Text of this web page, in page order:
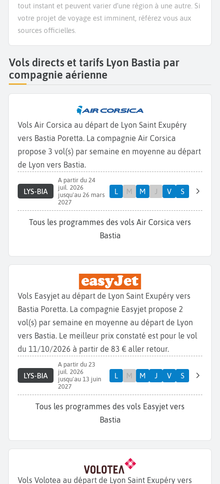
tout instant et peuvent varier d’une région à une autre. Si
votre projet de voyage est imminent, référez vous aux
sources officielles.
Vols directs et tarifs Lyon Bastia par
compagnie aérienne
Vols Air Corsica au départ de Lyon Saint Exupéry
vers Bastia Poretta. La compagnie Air Corsica
propose 3 vol(s) par semaine en moyenne au départ
de Lyon vers Bastia.
LYS-BIA
A partir du 24
juil. 2026
jusqu'au 26 mars
2027
L M M J V S
Tous les programmes des vols Air Corsica vers
Bastia
Vols Easyjet au départ de Lyon Saint Exupéry vers
Bastia Poretta. La compagnie Easyjet propose 2
vol(s) par semaine en moyenne au départ de Lyon
vers Bastia. Le meilleur prix constaté est pour le vol
du 11/10/2026 à partir de 83 € aller retour.
LYS-BIA
A partir du 23
juil. 2026
jusqu'au 13 juin
2027
L M M J V S
Tous les programmes des vols Easyjet vers
Bastia
Vols Volotea au départ de Lyon Saint Exupéry vers